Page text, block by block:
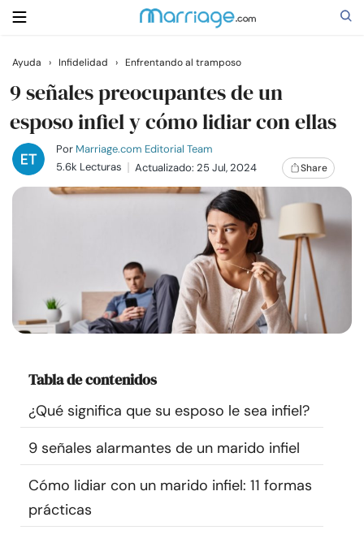
Buscar
Casarse
Relaciones
Cursos
Recursos
Comunidad
Idioma
Ayuda › Infidelidad › Enfrentando al tramposo
9 señales preocupantes de un
esposo infiel y cómo lidiar con ellas
Por Marriage.com Editorial Team
5.6k Lecturas
Actualizado: 25 Jul, 2024 Share
Tabla de contenidos
¿Qué significa que su esposo le sea infiel?
9 señales alarmantes de un marido infiel
Cómo lidiar con un marido infiel: 11 formas
prácticas